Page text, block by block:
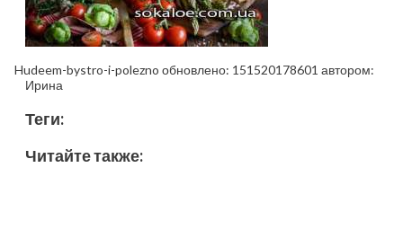
Hudeem-bystro-i-polezno обновлено: 151520178601 автором:
Ирина
Теги:
Читайте также: